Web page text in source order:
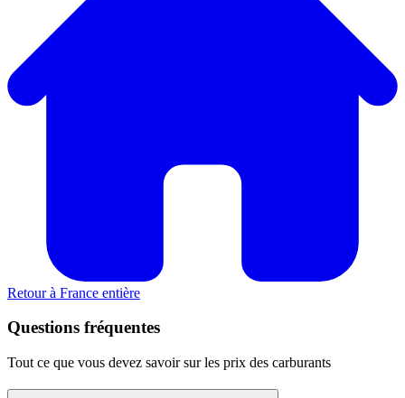
Retour à France entière
Questions fréquentes
Tout ce que vous devez savoir sur les prix des carburants